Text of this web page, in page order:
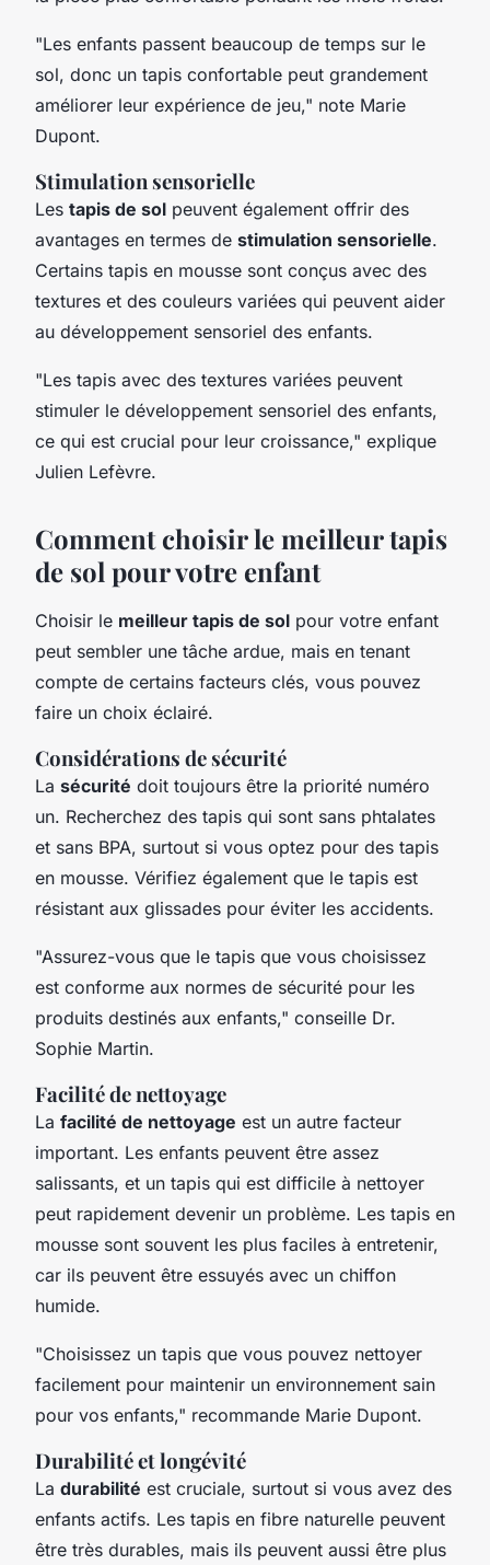
"Les enfants passent beaucoup de temps sur le
sol, donc un tapis confortable peut grandement
améliorer leur expérience de jeu," note Marie
Dupont.
Stimulation sensorielle
Les tapis de sol peuvent également offrir des
avantages en termes de stimulation sensorielle.
Certains tapis en mousse sont conçus avec des
textures et des couleurs variées qui peuvent aider
au développement sensoriel des enfants.
"Les tapis avec des textures variées peuvent
stimuler le développement sensoriel des enfants,
ce qui est crucial pour leur croissance," explique
Julien Lefèvre.
Comment choisir le meilleur tapis
de sol pour votre enfant
Choisir le meilleur tapis de sol pour votre enfant
peut sembler une tâche ardue, mais en tenant
compte de certains facteurs clés, vous pouvez
faire un choix éclairé.
Considérations de sécurité
La sécurité doit toujours être la priorité numéro
un. Recherchez des tapis qui sont sans phtalates
et sans BPA, surtout si vous optez pour des tapis
en mousse. Vérifiez également que le tapis est
résistant aux glissades pour éviter les accidents.
"Assurez-vous que le tapis que vous choisissez
est conforme aux normes de sécurité pour les
produits destinés aux enfants," conseille Dr.
Sophie Martin.
Facilité de nettoyage
La facilité de nettoyage est un autre facteur
important. Les enfants peuvent être assez
salissants, et un tapis qui est difficile à nettoyer
peut rapidement devenir un problème. Les tapis en
mousse sont souvent les plus faciles à entretenir,
car ils peuvent être essuyés avec un chiffon
humide.
"Choisissez un tapis que vous pouvez nettoyer
facilement pour maintenir un environnement sain
pour vos enfants," recommande Marie Dupont.
Durabilité et longévité
La durabilité est cruciale, surtout si vous avez des
enfants actifs. Les tapis en fibre naturelle peuvent
être très durables, mais ils peuvent aussi être plus